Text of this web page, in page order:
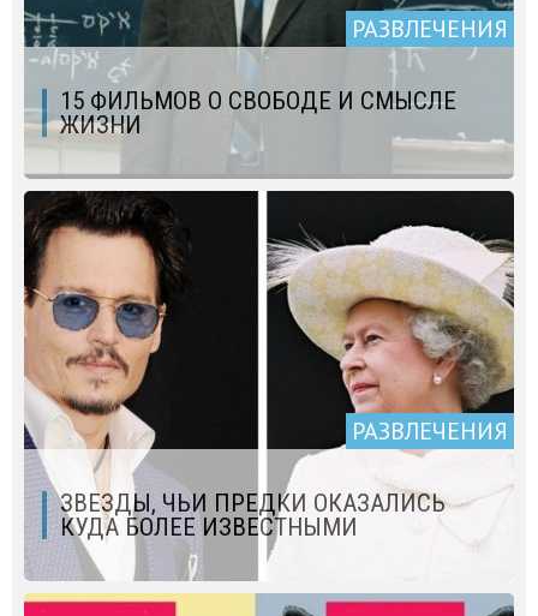
РАЗВЛЕЧЕНИЯ
15 ФИЛЬМОВ О СВОБОДЕ И СМЫСЛЕ
ЖИЗНИ
РАЗВЛЕЧЕНИЯ
ЗВЕЗДЫ, ЧЬИ ПРЕДКИ ОКАЗАЛИСЬ
КУДА БОЛЕЕ ИЗВЕСТНЫМИ